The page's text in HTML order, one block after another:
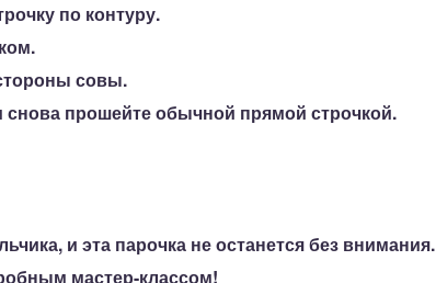
по контуру.
совы.
снова прошейте обычной прямой строчкой.
и эта парочка не останется без внимания.
мастер-классом!